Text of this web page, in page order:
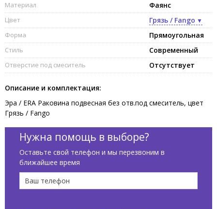
Материал Фаянс
Цвет Грязь / Fango
Форма Прямоугольная
Стиль Современный
Отверстие под смеситель Отсутствует
Описание и комплектация:
Эра / ERA Раковина подвесная без отв.под смеситель, цвет
Грязь / Fango
Нужна помощь в выборе?
Оставьте свой телефон и мы перезвоним в
ближайшее время